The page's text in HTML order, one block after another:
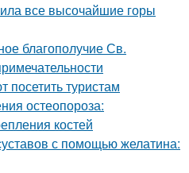
все высочайшие горы
благополучие Св.
посетить туристам
остеопороза:
костей
с помощью желатина: